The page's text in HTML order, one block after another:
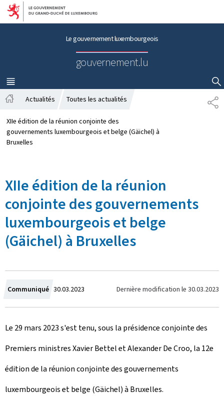
Aller au menu principal
Aller au contenu
Le gouvernement luxembourgeois
gouvernement.lu
MENU
PRINCIPAL
AFFICHER / MASQUER LA RECHERCHE
P
A
c
c
u
Actualités Toutes les actualités
XIIe édition de la réunion conjointe des
gouvernements luxembourgeois et belge (Gäichel) à
Bruxelles
XIIe édition de la réunion
conjointe des gouvernements
luxembourgeois et belge
(Gäichel) à Bruxelles
Communiqué C
r
é
e
l
e
30.03.2023 Dernière modification le 30.03.2023
Le 29 mars 2023 s'est tenu, sous la présidence conjointe des
Premiers ministres Xavier Bettel et Alexander De Croo, la 12e
édition de la réunion conjointe des gouvernements
luxembourgeois et belge (Gäichel) à Bruxelles.